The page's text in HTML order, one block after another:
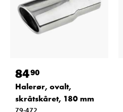
8490
Halerør, ovalt,
skråtskåret, 180 mm
79-472